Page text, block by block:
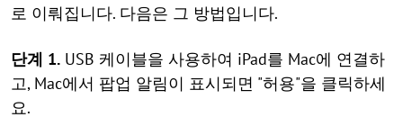
로 이뤄집니다. 다음은 그 방법입니다.
단계 1. USB 케이블을 사용하여 iPad를 Mac에 연결하
고, Mac에서 팝업 알림이 표시되면 "허용"을 클릭하세
요.